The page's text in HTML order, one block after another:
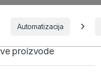
Automatizacija
proizvode